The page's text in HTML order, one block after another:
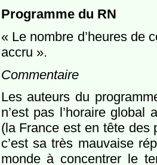
Programme du RN
« Le nombre d’heures de
accru ».
Commentaire
Les auteurs du
n’est pas l’horaire
(la France est en tête des
c’est sa très mauvaise
monde à concentrer le